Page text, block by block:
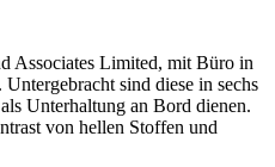
Associates Limited, mit Büro in
sind diese in sechs
Unterhaltung an Bord dienen.
von hellen Stoffen und